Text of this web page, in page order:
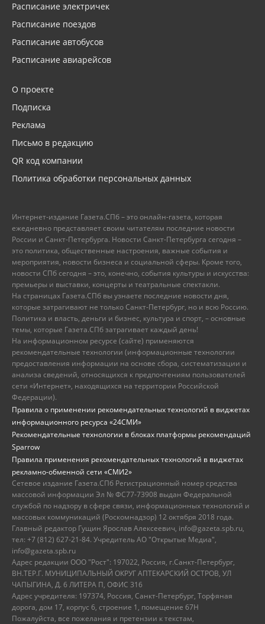
Расписание электричек
Расписание поездов
Расписание автобусов
Расписание авиарейсов
О проекте
Подписка
Реклама
Письмо в редакцию
QR код компании
Политика обработки персональных данных
Интернет-издание Газета.СПб – это онлайн-газета, которая
ежедневно представляет своим читателям последние новости
России и Санкт-Петербурга. Новости Санкт-Петербурга сегодня –
это политика, общественные настроения, важные события и
мероприятия, новости бизнеса и социальной сферы. Кроме того,
новости СПб сегодня – это, конечно, события культуры и искусства:
премьеры и выставки, концерты и театральные спектакли.
На страницах Газета.СПб вы узнаете последние новости дня,
которые затрагивают не только Санкт-Петербург, но и всю Россию.
Политика и власть, деньги и бизнес, культура и спорт, – основные
темы, которые Газета.СПб затрагивает каждый день!
На информационном ресурсе (сайте) применяются
рекомендательные технологии (информационные технологии
предоставления информации на основе сбора, систематизации и
анализа сведений, относящихся к предпочтениям пользователей
сети «Интернет», находящихся на территории Российской
Федерации).
Правила о применении рекомендательных технологий в виджетах
информационного ресурса «24СМИ»
Рекомендательные технологии в блоках платформы рекомендаций
Sparrow
Правила применения рекомендательных технологий в виджетах
рекламно-обменной сети «СМИ2»
Сетевое издание Газета.СПб Регистрационный номер средства
массовой информации Эл № ФС77-73908 выдан Федеральной
службой по надзору в сфере связи, информационных технологий и
массовых коммуникаций (Роскомнадзор) 12 октября 2018 года.
Главный редактор Гущин Ярослав Алексеевич, info@gazeta.spb.ru,
тел: +7 (812) 627-21-84. Учредитель АО "Открытые Медиа",
info@gazeta.spb.ru
Адрес редакции ООО "Рост": 197022, Россия, г.Санкт-Петербург,
ВН.ТЕР.Г. МУНИЦИПАЛЬНЫЙ ОКРУГ АПТЕКАРСКИЙ ОСТРОВ, УЛ
ЧАПЫГИНА, Д. 6 ЛИТЕРА П, ОФИС 316
Адрес учредителя: 197374, Россия, Санкт-Петербург, Торфяная
дорога, дом 17, корпус 6, строение 1, помещение 67Н
Пожалуйста, все пожелания и претензии к текстам,